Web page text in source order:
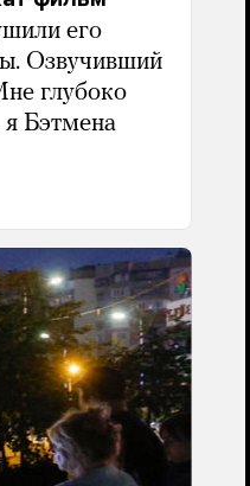
его
Озвучивший
глубоко
Бэтмена